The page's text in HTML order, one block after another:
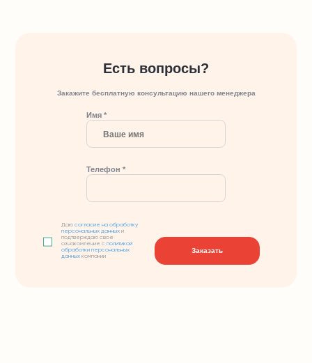
Есть вопросы?
Закажите бесплатную консультацию нашего менеджера
Имя *
Телефон *
Даюсогласие на обработку
персональных данных и
подтверждаю свое
ознакомление сполитикой
обработки персональных
данных компании
Заказать